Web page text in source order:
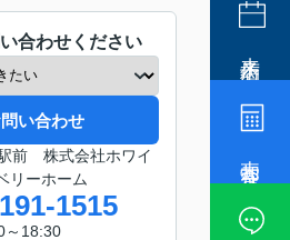
合わせください
い合わせ
前 株式会社ホワイ
リーホーム
1515
～18:30